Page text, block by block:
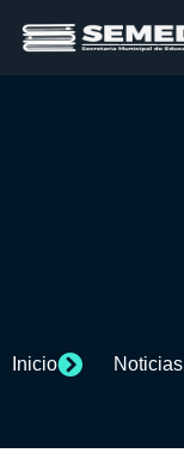
Inicio Noticias